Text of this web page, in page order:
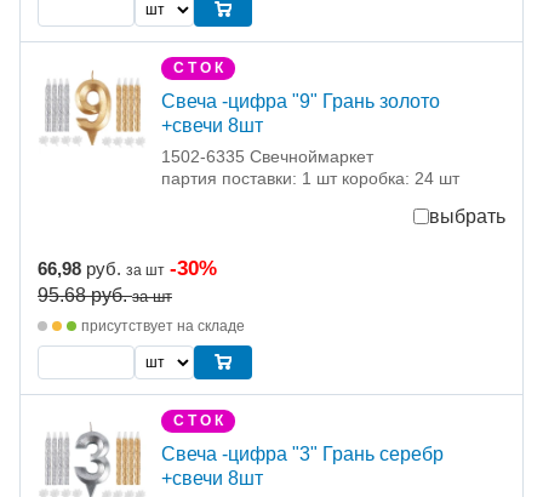
С Т О К
Свеча -цифра "9" Грань золото
+свечи 8шт
1502-6335 Свечноймаркет
партия поставки: 1 шт коробка: 24 шт
выбрать
66,98 руб. за шт -30%
95.68руб. за шт
присутствует на складе
С Т О К
Свеча -цифра "3" Грань серебр
+свечи 8шт